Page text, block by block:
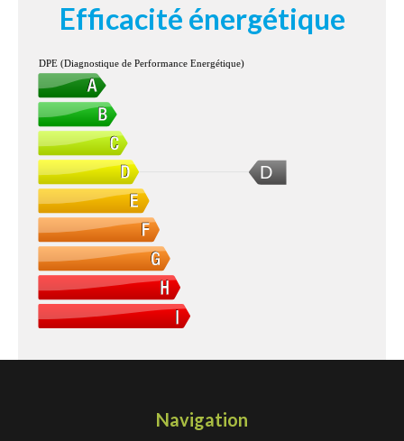
Efficacité énergétique
D
DPE (Diagnostique de Performance Energétique)
Navigation